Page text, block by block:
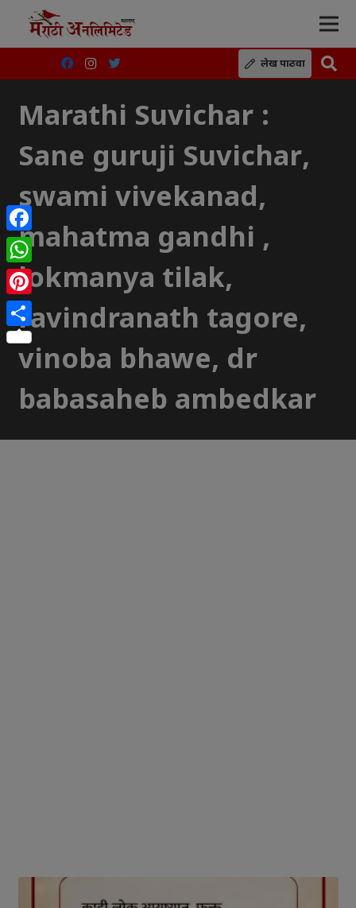
लेख पाठवा
Marathi Suvichar :
Sane guruji Suvichar,
swami vivekanad,
mahatma gandhi ,
lokmanya tilak,
ravindranath tagore,
vinoba bhawe, dr
babasaheb ambedkar
Facebook
WhatsApp
Pinterest
Share